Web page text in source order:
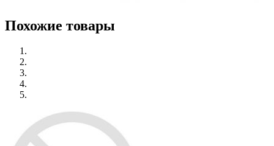
Похожие товары